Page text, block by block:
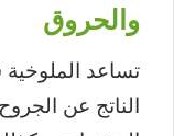
والحروق
تساعد
الناتج عن